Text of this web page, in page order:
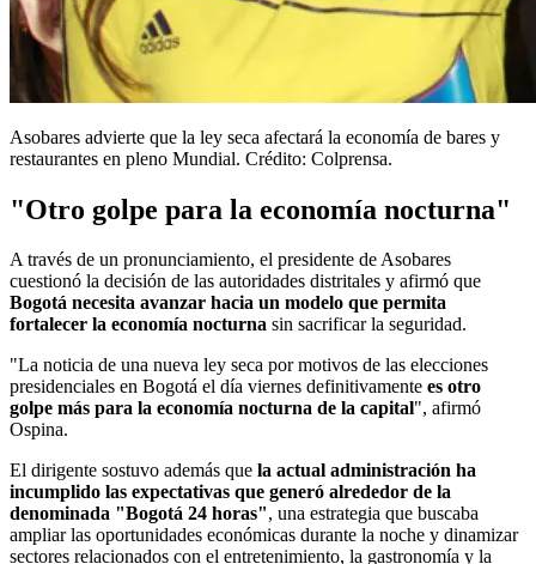
Asobares advierte que la ley seca afectará la economía de bares y
restaurantes en pleno Mundial. Crédito: Colprensa.
"Otro golpe para la economía nocturna"
A través de un pronunciamiento, el presidente de Asobares
cuestionó la decisión de las autoridades distritales y afirmó que
Bogotá necesita avanzar hacia un modelo que permita
fortalecer la economía nocturna sin sacrificar la seguridad.
"La noticia de una nueva ley seca por motivos de las elecciones
presidenciales en Bogotá el día viernes definitivamente es otro
golpe más para la economía nocturna de la capital", afirmó
Ospina.
El dirigente sostuvo además que la actual administración ha
incumplido las expectativas que generó alrededor de la
denominada "Bogotá 24 horas", una estrategia que buscaba
ampliar las oportunidades económicas durante la noche y dinamizar
sectores relacionados con el entretenimiento, la gastronomía y la